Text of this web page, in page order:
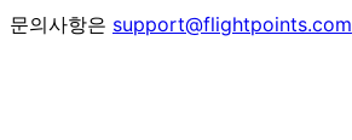
문의사항은 support@flightpoints.com